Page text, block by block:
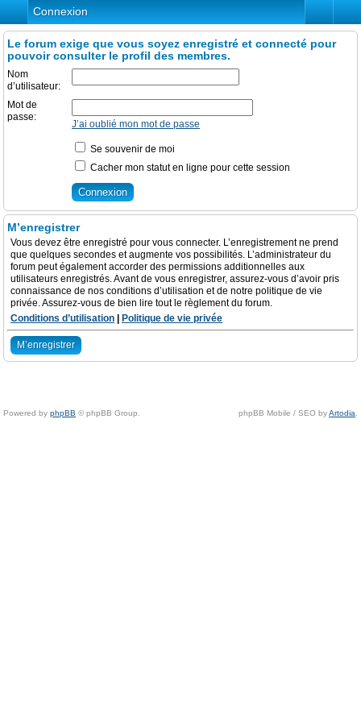
Connexion
Le forum exige que vous soyez enregistré et connecté pour
pouvoir consulter le profil des membres.
Nom
d’utilisateur:
Mot de
passe:
J’ai oublié mon mot de passe
Se souvenir de moi
Cacher mon statut en ligne pour cette session
M’enregistrer
Vous devez être enregistré pour vous connecter. L’enregistrement ne prend
que quelques secondes et augmente vos possibilités. L’administrateur du
forum peut également accorder des permissions additionnelles aux
utilisateurs enregistrés. Avant de vous enregistrer, assurez-vous d’avoir pris
connaissance de nos conditions d’utilisation et de notre politique de vie
privée. Assurez-vous de bien lire tout le règlement du forum.
Conditions d’utilisation
Politique de vie privée
M’enregistrer
Powered by phpBB © phpBB Group. phpBB Mobile / SEO byArtodia